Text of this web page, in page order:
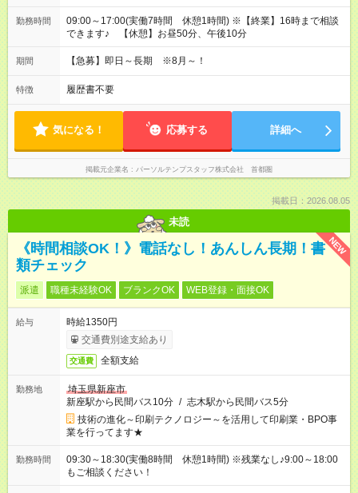
勤務時間
09:00～17:00(実働7時間 休憩1時間) ※【終業】16時まで相談
できます♪ 【休憩】お昼50分、午後10分
期間 【急募】即日～長期 ※8月～！
特徴 履歴書不要
気になる！ 応募する 詳細へ
掲載元企業名 パーソルテンプスタッフ株式会社 首都圏
掲載日：2026.08.05
未読
NEW
《時間相談OK！》電話なし！あんしん長期！書
類チェック
派遣 職種未経験OK ブランクOK WEB登録・面接OK
給与
時給1350円
交通費別途支給あり
交通費 全額支給
勤務地
埼玉県新座市
新座駅から民間バス10分 / 志木駅から民間バス5分
技術の進化～印刷テクノロジー～を活用して印刷業・BPO事
業を行ってます★
勤務時間
09:30～18:30(実働8時間 休憩1時間) ※残業なし♪9:00～18:00
もご相談ください！